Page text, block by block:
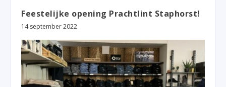
Feestelijke opening Prachtlint Staphorst!
14 september 2022